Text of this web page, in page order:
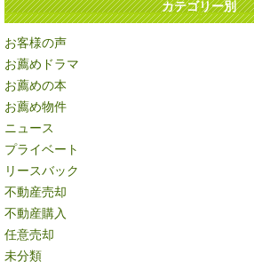
カテゴリー別
お客様の声
お薦めドラマ
お薦めの本
お薦め物件
ニュース
プライベート
リースバック
不動産売却
不動産購入
任意売却
未分類